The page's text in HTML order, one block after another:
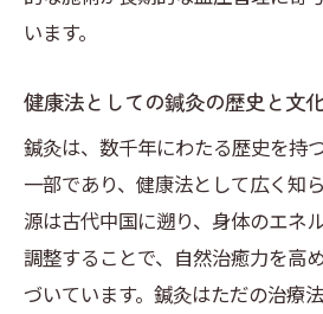
います。
健康法としての鍼灸の歴史と文
鍼灸は、数千年にわたる歴史を持
一部であり、健康法として広く知
源は古代中国に遡り、身体のエネ
調整することで、自然治癒力を高
づいています。鍼灸はただの治療